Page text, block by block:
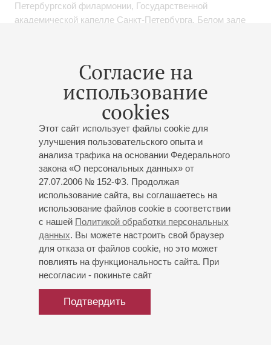
Согласие на
использование
cookies
Этот сайт использует файлы cookie для
улучшения пользовательского опыта и
анализа трафика на основании Федерального
закона «О персональных данных» от
27.07.2006 № 152-ФЗ. Продолжая
использование сайта, вы соглашаетесь на
использование файлов cookie в соответствии
с нашей Политикой обработки персональных
данных. Вы можете настроить свой браузер
для отказа от файлов cookie, но это может
повлиять на функциональность сайта. При
несогласии - покиньте сайт
Подтвердить
Петербургской филармонии, Государственной
академической капелле Санкт-Петербурга, Белом зале
Художественный руководитель и дирижер Санкт-
Петербургского молодежного камерного оркестра
Ведет педагогическую деятельность в Санкт-
Петербургском музыкальном училище им.
М.П.Мусоргского, с 2023 года является заведующим
отделом дирижирования.
В ноябре 2022 года дирижировал российской премьерой
кантаты Сезара Франка «Ребекка», приуроченной к 200-
летию со дня рождения композитора. В марте 2023 года
на сценах Санкт-Петербургской капеллы и Московского
Дома музыки дирижировал венской программой «В вихре
вальса». В августе 2023 года дирижировал гала-
концертом фестиваля-симпозиума «Содружество